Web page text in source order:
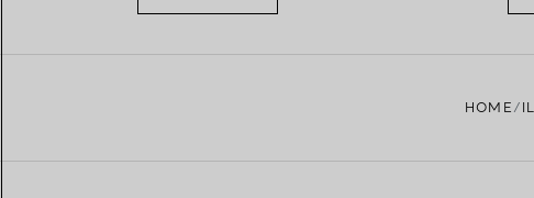
HOME